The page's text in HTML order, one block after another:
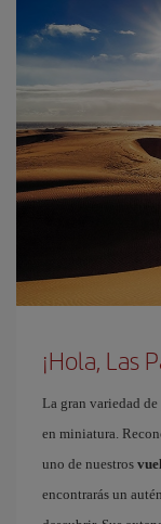
¡Hola, Las
La gran variedad de
en miniatura.
uno de nuestros
encontrarás un